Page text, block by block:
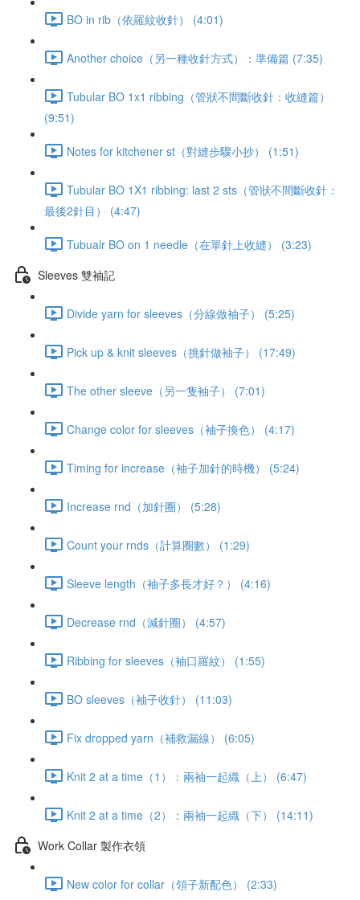
BO in rib（依羅紋收針） (4:01)
Another choice（另一種收針方式）：準備篇 (7:35)
Tubular BO 1x1 ribbing（管狀不間斷收針：收縫篇）
(9:51)
Notes for kitchener st（對縫步驟小抄） (1:51)
Tubular BO 1X1 ribbing: last 2 sts（管狀不間斷收針：
最後2針目） (4:47)
Tubualr BO on 1 needle（在單針上收縫） (3:23)
Sleeves 雙袖記
Divide yarn for sleeves（分線做袖子） (5:25)
Pick up & knit sleeves（挑針做袖子） (17:49)
The other sleeve（另一隻袖子） (7:01)
Change color for sleeves（袖子換色） (4:17)
Timing for increase（袖子加針的時機） (5:24)
Increase rnd（加針圈） (5:28)
Count your rnds（計算圈數） (1:29)
Sleeve length（袖子多長才好？） (4:16)
Decrease rnd（減針圈） (4:57)
Ribbing for sleeves（袖口羅紋） (1:55)
BO sleeves（袖子收針） (11:03)
Fix dropped yarn（補救漏線） (6:05)
Knit 2 at a time（1）：兩袖一起織（上） (6:47)
Knit 2 at a time（2）：兩袖一起織（下） (14:11)
Work Collar 製作衣領
New color for collar（領子新配色） (2:33)